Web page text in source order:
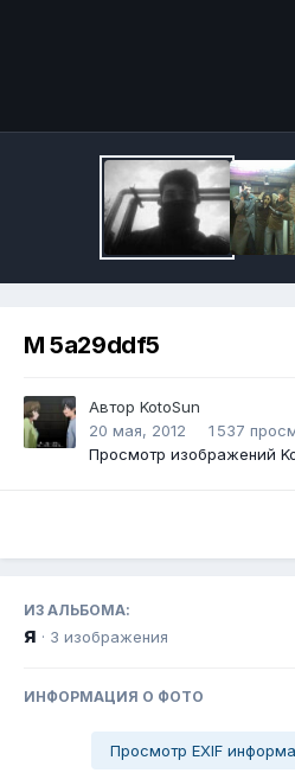
M 5a29ddf5
Автор KotoSun
20 мая, 2012
1 537
Просмотр изображений
ИЗ АЛЬБОМА:
я · 3 изображения
ИНФОРМАЦИЯ О ФОТО
Просмотр EXIF